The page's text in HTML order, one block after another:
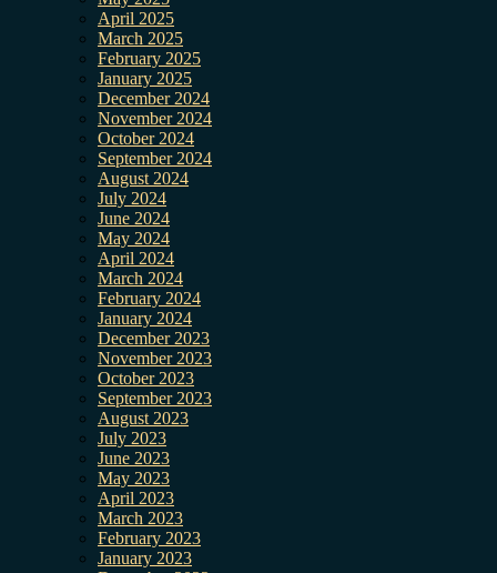
April 2025
March 2025
February 2025
January 2025
December 2024
November 2024
October 2024
September 2024
August 2024
July 2024
June 2024
May 2024
April 2024
March 2024
February 2024
January 2024
December 2023
November 2023
October 2023
September 2023
August 2023
July 2023
June 2023
May 2023
April 2023
March 2023
February 2023
January 2023